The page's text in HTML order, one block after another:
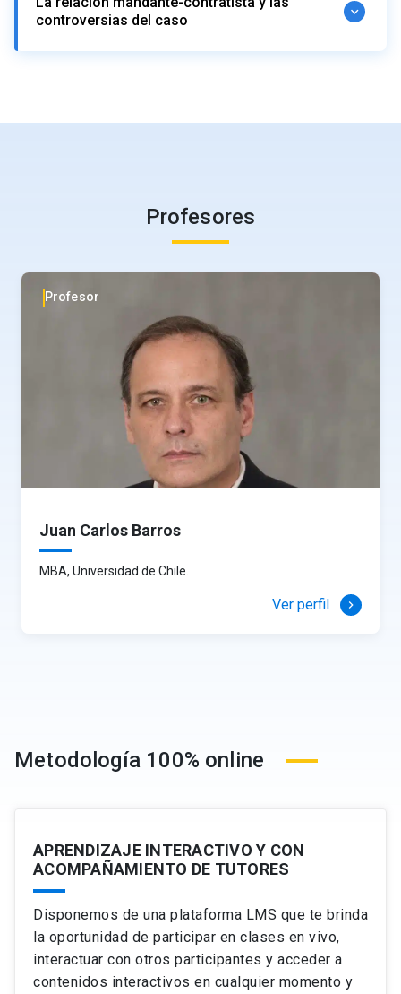
Estudio de casos.
El impacto en la Gestión de Contratos.
Nuevos escenarios y modelos para la materialización
controversias del caso
Profesores
Profesor
Juan Carlos Barros
MBA, Universidad de Chile.
Ver perfil keyboard_arrow_right
Metodología 100% online
APRENDIZAJE INTERACTIVO Y CON
ACOMPAÑAMIENTO DE TUTORES
Disponemos de una plataforma LMS que te brinda
la oportunidad de participar en clases en vivo,
interactuar con otros participantes y acceder a
contenidos interactivos en cualquier momento y